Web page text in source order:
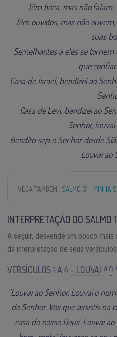
Têm boca, mas não
Têm ouvidos, mas não
suas
Semelhantes a eles se tornem
que
Casa de Israel, bendizei ao
Casa de Levi, bendizei ao
Senhor, louvai
Bendito seja o Senhor desde
Louvai ao
VEJA TAMBÉM SALMO 61 – MINHA
INTERPRETAÇÃO DO SALMO
A seguir, desvende um pouco
da interpretação de seus
VERSÍCULOS 1 A 4 – LOUVAI AO
“Louvai ao Senhor. Louvai o
do Senhor. Vós que assistis na
casa do nosso Deus. Louvai